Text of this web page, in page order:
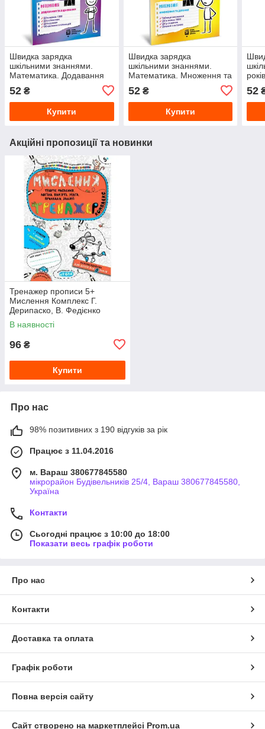
Швидка зарядка
шкільними знаннями.
Математика. Додавання
52 ₴
Купити
Швидка зарядка
шкільними знаннями.
Математика. Множення та
52₴
Купити
52
Акційні пропозиції та новинки
Тренажер прописи 5+
Мислення Комплекс Г.
Дерипаско, В. Федієнко
В наявності
96 ₴
Купити
Про нас
98% позитивних з 190 відгуків за рік
Працює з 11.04.2016
м. Вараш 380677845580
мікрорайон Будівельників 25/4, Вараш 380677845580,
Україна
Контакти
Сьогодні працює з 10:00 до 18:00
Показати весь графік роботи
Про нас
Контакти
Доставка та оплата
Графік роботи
Повна версія сайту
Сайт створено на маркетплейсі Prom.ua